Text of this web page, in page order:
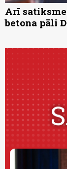
Arī
betona pāli